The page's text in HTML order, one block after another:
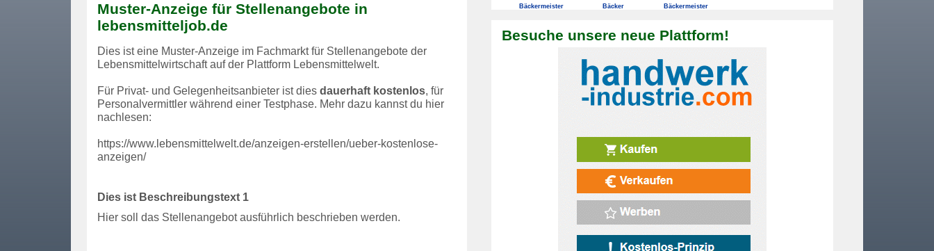
Muster-Anzeige für Stellenangebote in
lebensmitteljob.de
Dies ist eine Muster-Anzeige im Fachmarkt für Stellenangebote der
Lebensmittelwirtschaft auf der Plattform Lebensmittelwelt.
Für Privat- und Gelegenheitsanbieter ist dies dauerhaft kostenlos, für
Personalvermittler während einer Testphase. Mehr dazu kannst du hier
nachlesen:
https://www.lebensmittelwelt.de/anzeigen-erstellen/ueber-kostenlose-
anzeigen/
Dies ist Beschreibungstext 1
Hier soll das Stellenangebot ausführlich beschrieben werden.
Bäckermeister Bäcker Bäckermeister
Besuche unsere neue Plattform!